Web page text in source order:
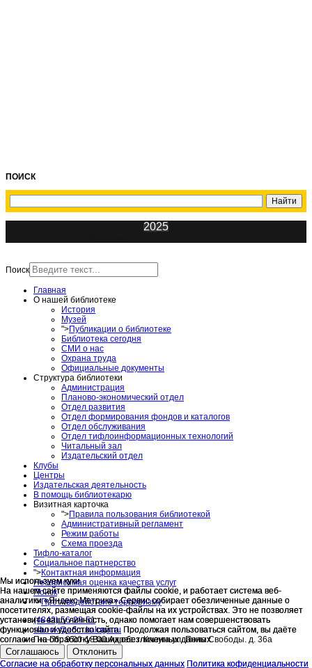
Мы используем куки
На нашем сайте применяются файлы cookie, и работает система веб-
аналитики «Яндекс Метрика».Сервис собирает обезличенные данные о
посетителях, размещая cookie-файлы на их устройствах. Это не позволяет
установить вашу личность, однако помогает нам совершенствовать
функционал и удобство сайта. Продолжая пользоваться сайтом, вы даёте
согласие на обработку Ваших обезличенных данных.
Соглашаюсь Отклонить
Согласие на обработку персональных данных Политика кофиденциальности
ПОИСК
2025
Поиск
Главная
О нашей библиотеке
История
Музей
">Публикации о библиотеке
Библиотека сегодня
СМИ о нас
Охрана труда
Официальные документы
Структура библиотеки
Администрация
Планово-экономический отдел
Отдел развития
Отдел формирования фондов и каталогов
Отдел обслуживания
Отдел тифлоинформационных технологий
Читальный зал
Издательский отдел
Клубы
Центры
Издательская деятельность
В помощь библиотекарю
Визитная карточка
">Правила пользования библиотекой
Административный регламент
Режим работы
Схема проезда
Тифло-каталог
Социальное партнерство
">Контактная информация
Независимая оценка качества услуг
Поиск
">Противодействие терроризму
(4842) 56-28-51
slbook@adm.kaluga.ru
Пн.-Пт.: 9.00-18.00 Адрес: г. Калуга ул. Поле Свободы. д. 36а
Мы используем куки
На нашем сайте применяются файлы cookie, и работает система веб-
аналитики «Яндекс Метрика».Сервис собирает обезличенные данные о
посетителях, размещая cookie-файлы на их устройствах. Это не позволяет
установить вашу личность, однако помогает нам совершенствовать
функционал и удобство сайта. Продолжая пользоваться сайтом, вы даёте
согласие на обработку Ваших обезличенных данных.
Соглашаюсь Отклонить
Согласие на обработку персональных данных Политика кофиденциальности